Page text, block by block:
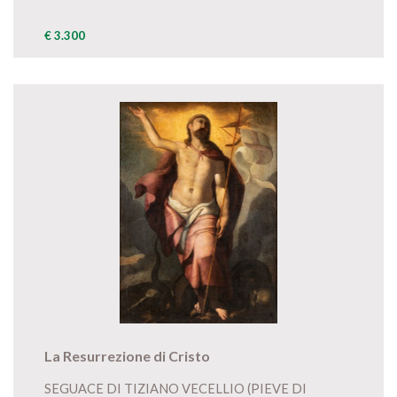
€ 3.300
La Resurrezione di Cristo
SEGUACE DI TIZIANO VECELLIO (PIEVE DI